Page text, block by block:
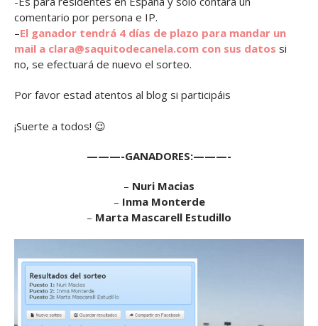
comentario por persona e IP.
–El ganador tendrá 4 días de plazo para mandar un
mail a clara@saquitodecanela.com con sus datos si
no, se efectuará de nuevo el sorteo.
Por favor estad atentos al blog si participáis
¡Suerte a todos! 😉
———-GANADORES:———-
– Nuri Macias
– Inma Monterde
– Marta Mascarell Estudillo